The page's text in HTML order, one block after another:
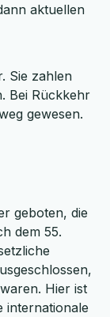
aktuellen
Sie zahlen
Bei Rückkehr
gewesen.
geboten, die
dem 55.
Hier ist
internationale